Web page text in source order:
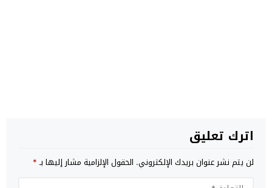
اترك تعليق
لن يتم نشر عنوان بريدك الإلكتروني. الحقول الإلزامية مشار إليها بـ*